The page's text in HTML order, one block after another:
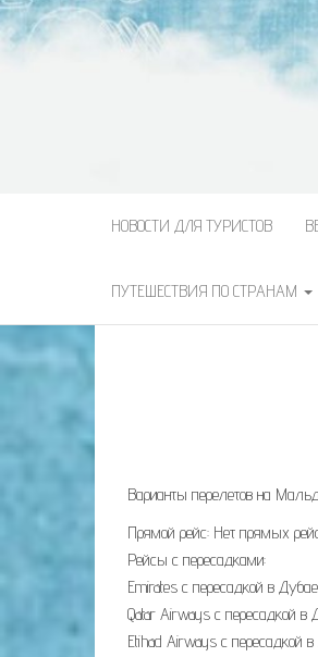
НОВОСТИ ДЛЯ ТУРИСТОВ
ПУТЕШЕСТВИЯ ПО СТРАНАМ
Варианты перелетов на
Прямой рейс: Нет прямых
Рейсы с пересадками:
Emirates с пересадкой в Дубае
Qatar Airways с пересадкой в
Etihad Airways с пересадкой